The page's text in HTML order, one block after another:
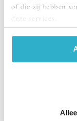
of die zij hebben
deze services.